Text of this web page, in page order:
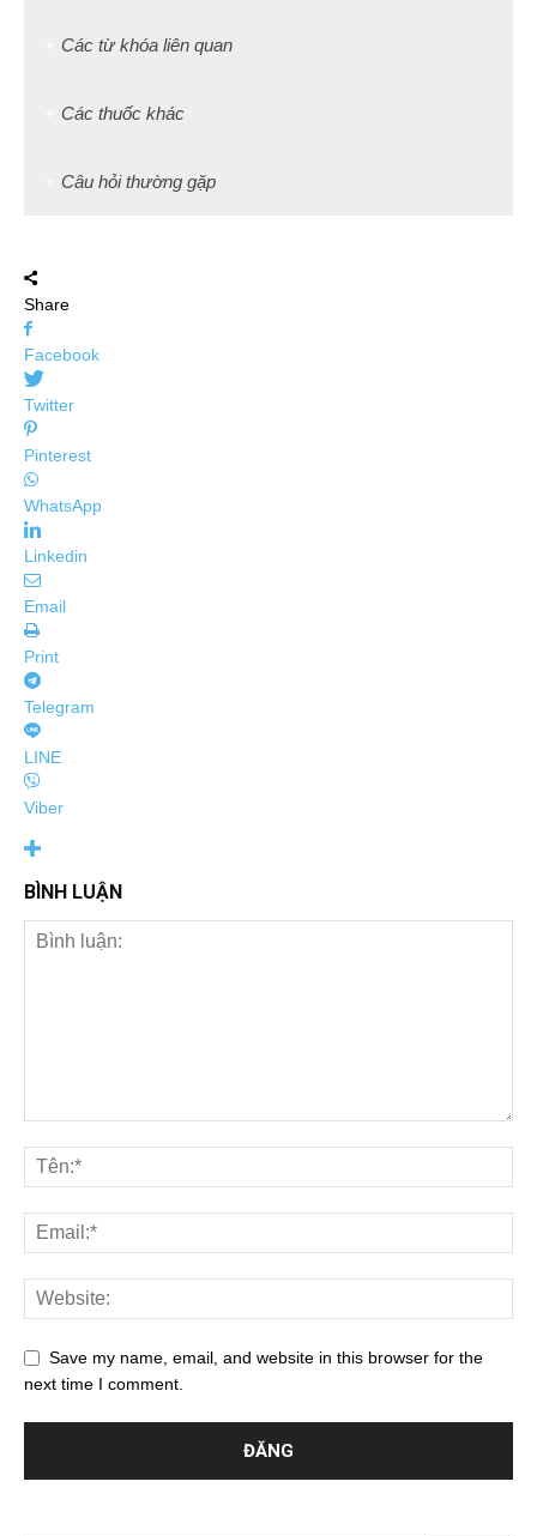
Các từ khóa liên quan
Các thuốc khác
Câu hỏi thường gặp
Share
Facebook
Twitter
Pinterest
WhatsApp
Linkedin
Email
Print
Telegram
LINE
Viber
BÌNH LUẬN
Save my name, email, and website in this browser for the
next time I comment.